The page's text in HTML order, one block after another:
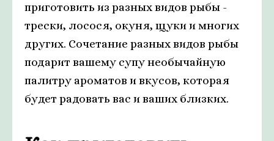
приготовить из разных видов рыбы -
трески, лосося, окуня, щуки и многих
других. Сочетание разных видов рыбы
подарит вашему супу необычайную
палитру ароматов и вкусов, которая
будет радовать вас и ваших близких.